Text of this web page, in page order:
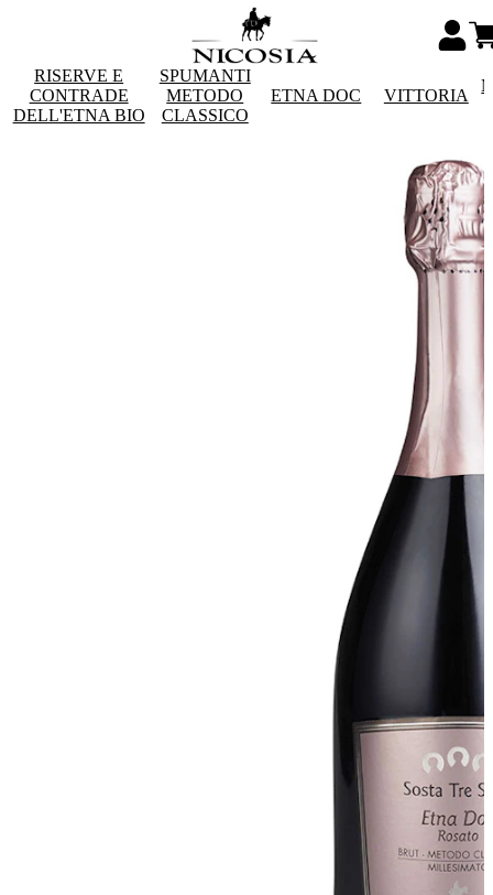
RISERVE E
CONTRADE
DELL'ETNA BIO
SPUMANTI
METODO
CLASSICO
ETNA DOC VITTORIA